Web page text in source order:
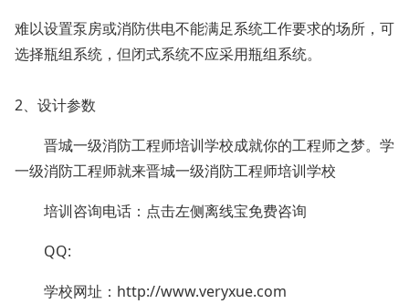
难以设置泵房或消防供电不能满足系统工作要求的场所，可
选择瓶组系统，但闭式系统不应采用瓶组系统。
2、设计参数
晋城一级消防工程师培训学校成就你的工程师之梦。学
一级消防工程师就来晋城一级消防工程师培训学校
培训咨询电话：点击左侧离线宝免费咨询
QQ:
学校网址： http://www.veryxue.com